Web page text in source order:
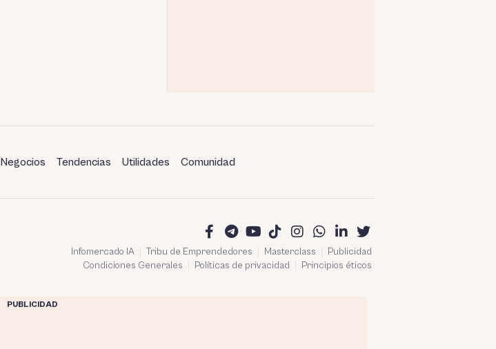
Negocios Tendencias Utilidades Comunidad
Infomercado IA Tribu de Emprendedores Masterclass
Publicidad
Condiciones Generales
Políticas de privacidad Principios éticos
PUBLICIDAD